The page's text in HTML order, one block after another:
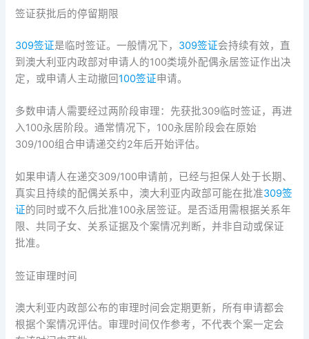
签证获批后的停留期限
309签证是临时签证。一般情况下， 309签证会持续有效，直
到澳大利亚内政部对申请人的100类境外配偶永居签证作出决
定，或申请人主动撤回100签证申请。
多数申请人需要经过两阶段审理：先获批309临时签证，再进
入100永居阶段。通常情况下，100永居阶段会在原始
309/100组合申请递交约2年后开始评估。
如果申请人在递交309/100申请前，已经与担保人处于长期、
真实且持续的配偶关系中，澳大利亚内政部可能在批准309签
证的同时或不久后批准100永居签证。是否适用需根据关系年
限、共同子女、关系证据及个案情况判断，并非自动或保证
批准。
签证审理时间
澳大利亚内政部公布的审理时间会定期更新，所有申请都会
根据个案情况评估。审理时间仅作参考，不代表个案一定会